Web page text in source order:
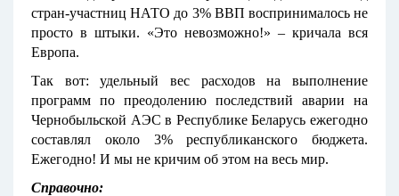
стран-участниц НАТО до 3% ВВП воспринималось не
просто в штыки. «Это невозможно!» – кричала вся
Европа.
Так вот: удельный вес расходов на выполнение
программ по преодолению последствий аварии на
Чернобыльской АЭС в Республике Беларусь ежегодно
составлял около 3% республиканского бюджета.
Ежегодно! И мы не кричим об этом на весь мир.
Справочно: